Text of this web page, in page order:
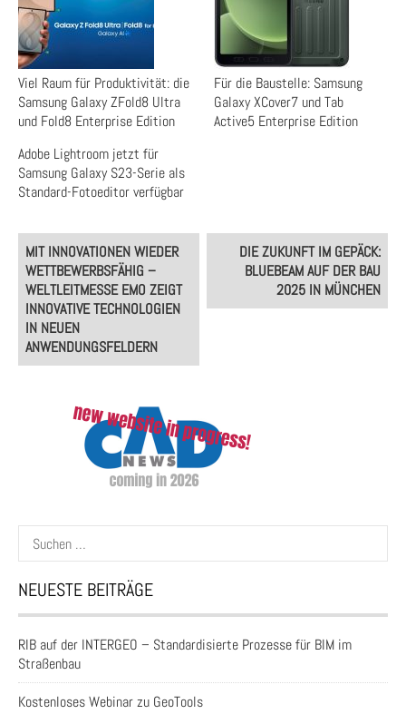
Viel Raum für Produktivität: die
Samsung Galaxy ZFold8 Ultra
und Fold8 Enterprise Edition
Für die Baustelle: Samsung
Galaxy XCover7 und Tab
Active5 Enterprise Edition
Adobe Lightroom jetzt für
Samsung Galaxy S23-Serie als
Standard-Fotoeditor verfügbar
Post
navigation
MIT INNOVATIONEN WIEDER
WETTBEWERBSFÄHIG –
WELTLEITMESSE EMO ZEIGT
INNOVATIVE TECHNOLOGIEN
IN NEUEN
ANWENDUNGSFELDERN
DIE ZUKUNFT IM GEPÄCK:
BLUEBEAM AUF DER BAU
2025 IN MÜNCHEN
Suchen
nach:
NEUESTE BEITRÄGE
RIB auf der INTERGEO – Standardisierte Prozesse für BIM im
Straßenbau
Kostenloses Webinar zu GeoTools